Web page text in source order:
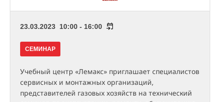
23.03.2023 10:00 - 16:00
СЕМИНАР
Учебный центр «Лемакс» приглашает специалистов
сервисных и монтажных организаций,
представителей газовых хозяйств на технический